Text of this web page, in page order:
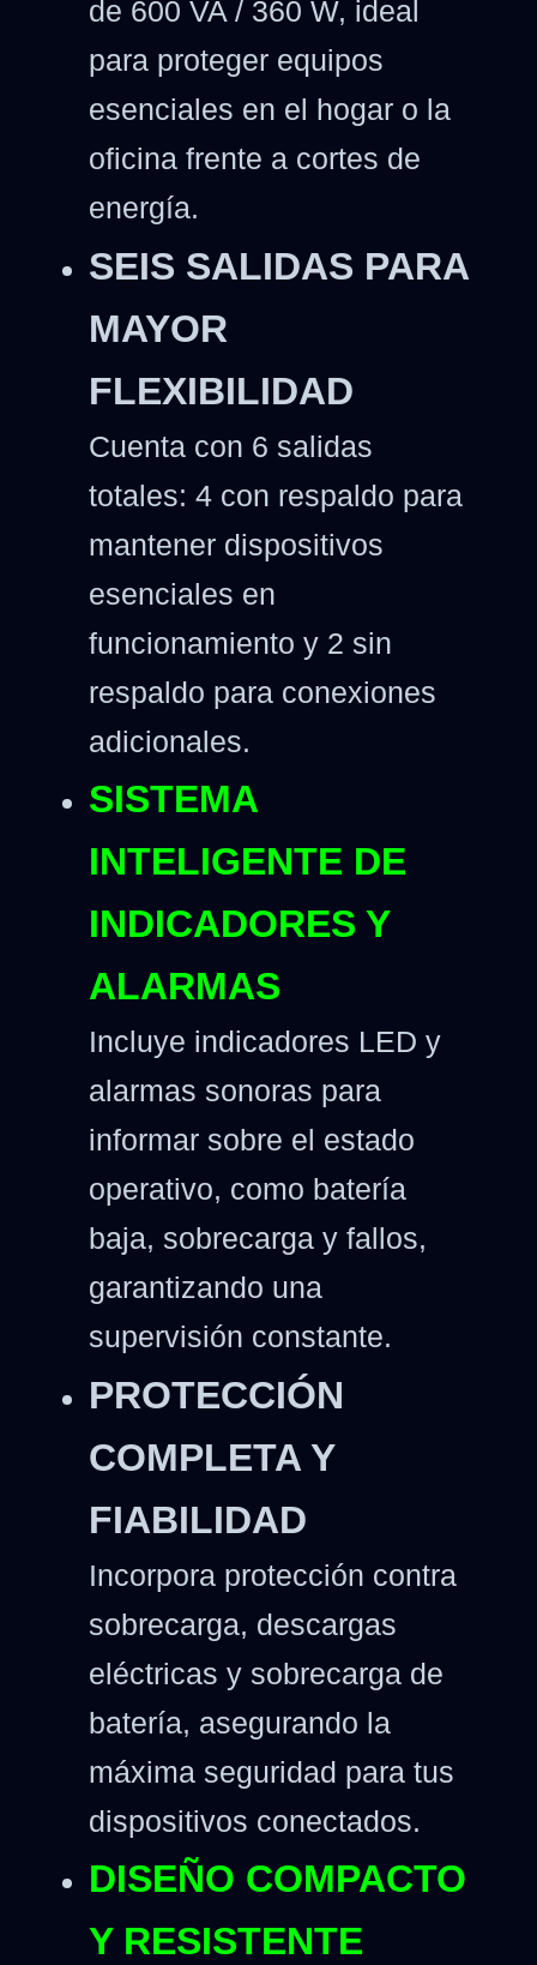
de 600 VA / 360 W, ideal
para proteger equipos
esenciales en el hogar o la
oficina frente a cortes de
energía.
SEIS SALIDAS PARA
MAYOR
FLEXIBILIDAD
Cuenta con 6 salidas
totales: 4 con respaldo para
mantener dispositivos
esenciales en
funcionamiento y 2 sin
respaldo para conexiones
adicionales.
SISTEMA
INTELIGENTE DE
INDICADORES Y
ALARMAS
Incluye indicadores LED y
alarmas sonoras para
informar sobre el estado
operativo, como batería
baja, sobrecarga y fallos,
garantizando una
supervisión constante.
PROTECCIÓN
COMPLETA Y
FIABILIDAD
Incorpora protección contra
sobrecarga, descargas
eléctricas y sobrecarga de
batería, asegurando la
máxima seguridad para tus
dispositivos conectados.
DISEÑO COMPACTO
Y RESISTENTE